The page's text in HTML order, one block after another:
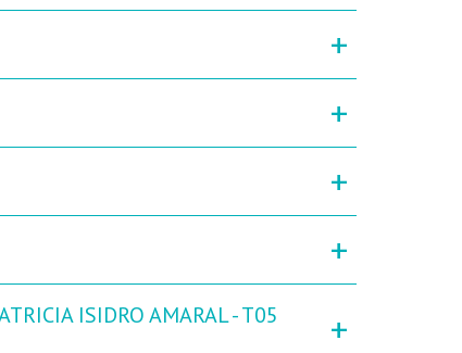
+
+
+
+
ISIDRO AMARAL - T05
+